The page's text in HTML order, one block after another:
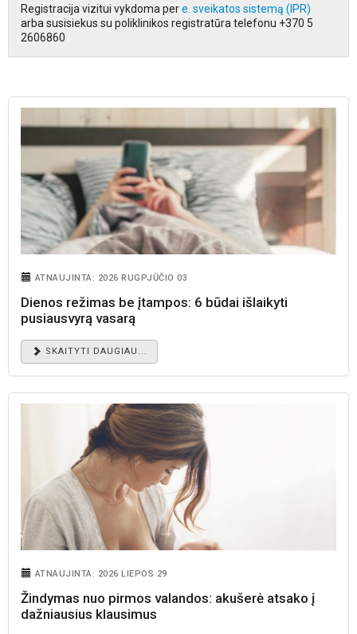
Registracija vizitui vykdoma pere. sveikatos sistemą (IPR)
arba susisiekus su poliklinikos registratūra telefonu +370 5
2606860
ATNAUJINTA: 2026 RUGPJŪČIO 03
Dienos režimas be įtampos: 6 būdai išlaikyti
pusiausvyrą vasarą
SKAITYTI DAUGIAU...
ATNAUJINTA: 2026 LIEPOS 29
Žindymas nuo pirmos valandos: akušerė atsako į
dažniausius klausimus